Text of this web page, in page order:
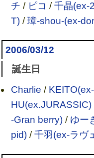
チ / ピコ /千晶(ex-
T)/璋-shou-(ex-
2006/03/12
誕生日
Charlie /
HU(ex.JURASSIC)
-Gran berry)/ ゆー
pid)/千羽(ex-ラヴ